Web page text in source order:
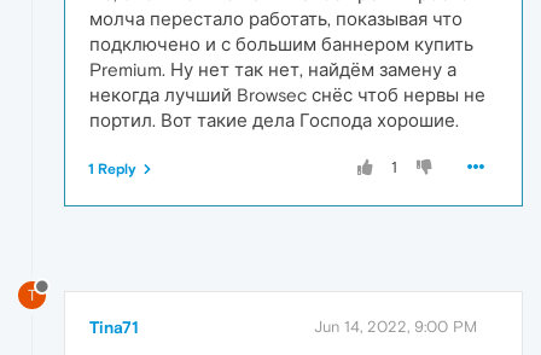
молча перестало работать, показывая что
подключено и с большим баннером купить
Premium. Ну нет так нет, найдём замену а
некогда лучший Browsec снёс чтоб нервы не
портил. Вот такие дела Господа хорошие.
1
1 Reply
T
Tina71 Jun 14, 2022, 9:00 PM